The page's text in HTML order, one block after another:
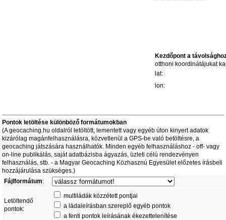
Kezdőpont a
otthoni koordinátájukat
lat:
lon:
Pontok letöltése különböző formátumokban
(A geocaching.hu oldalról letöltött, lementett vagy egyéb úton kinyert adatok
kizárólag magánfelhasználásra, közvetlenül a GPS-be való betöltésre, a
geocaching játszására használhatók. Minden egyéb felhasználáshoz - off- vagy
on-line publikálás, saját adatbázisba ágyazás, üzleti célú rendezvényen
felhasználás, stb. - a Magyar Geocaching Közhasznú Egyesület előzetes írásbeli
hozzájárulása szükséges.)
Fájlformátum:
Letöltendő
pontok:
multiládák közzétett pontjai
a ládaleírásban szereplő egyéb pontok
a fenti pontok leírásának ékezettelenítése